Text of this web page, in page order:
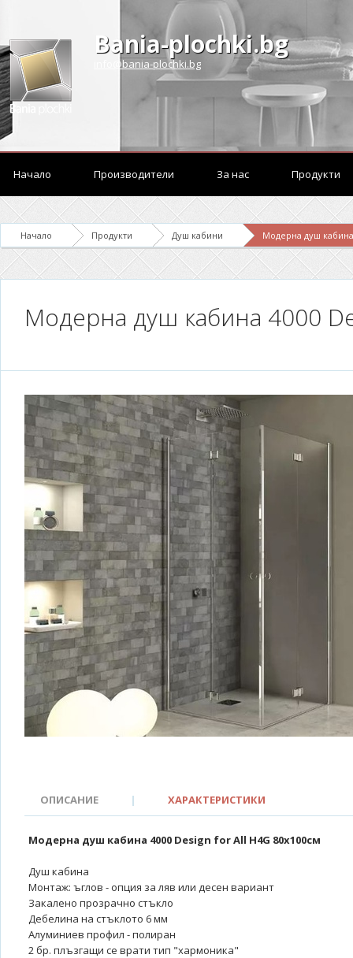
Bania-plochki.bg
info@bania-plochki.bg
Начало Производители За нас Продукти
Начало Продукти Душ кабини Модерна душ
Модерна душ кабина 4000
ОПИСАНИЕ | ХАРАКТЕРИСТИКИ
Модерна душ кабина 4000 Design for All H4G 80x100см
Душ кабина
Монтаж: ъглов - опция за ляв или десен вариант
Закалено прозрачно стъкло
Дебелина на стъклото 6 мм
Алуминиев профил - полиран
2 бр. плъзгащи се врати тип "хармоника"